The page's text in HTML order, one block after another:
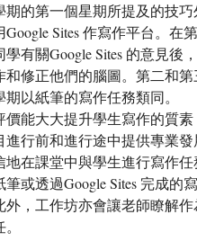
期的第一個星期所提及的技
Sites 作寫作平台。在
有關Google Sites 的意見後
和修正他們的腦圖。第二和
以紙筆的寫作任務類同。
價能大大提升學生寫作的質
進行前和進行途中提供專業
地在課堂中與學生進行寫作
或透過Google Sites 完成的
外，工作坊亦會讓老師瞭解